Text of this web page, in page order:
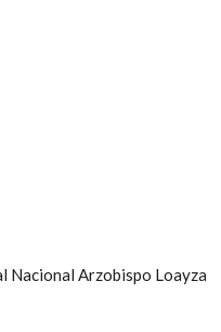
Arzobispo Loayza